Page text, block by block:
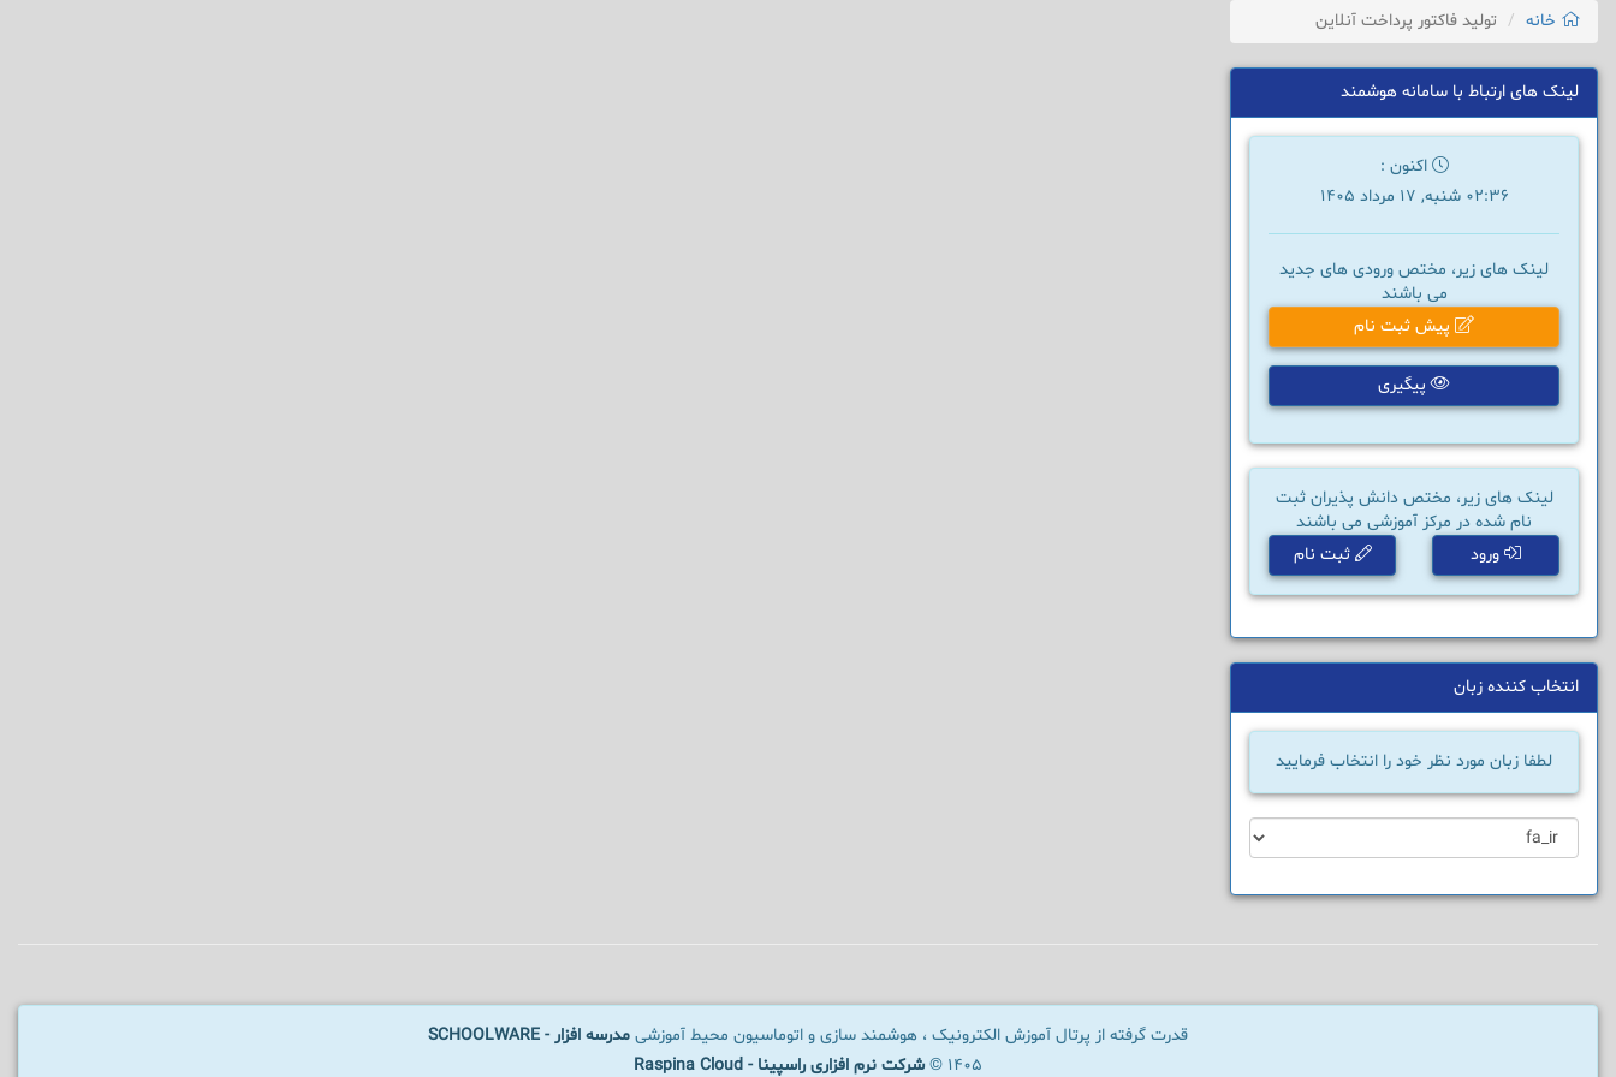
خانه تولید فاکتور پرداخت آنلاین
لینک های ارتباط با سامانه هوشمند
اکنون :
02:36 شنبه, 17 مرداد 1405
لینک های زیر، مختص ورودی های جدید
می باشند
پیش ثبت نام
پیگیری
لینک های زیر، مختص دانش پذیران ثبت
نام شده در مرکز آموزشی می باشند
ورود
ثبت نام
انتخاب کننده زبان
لطفا زبان مورد نظر خود را انتخاب فرمایید
قدرت گرفته از پرتال آموزش الکترونیک ، هوشمند سازی و اتوماسیون محیط آموزشی مدرسه افزار - SCHOOLWARE
1405 ©
شرکت نرم افزاری راسپینا - Raspina Cloud